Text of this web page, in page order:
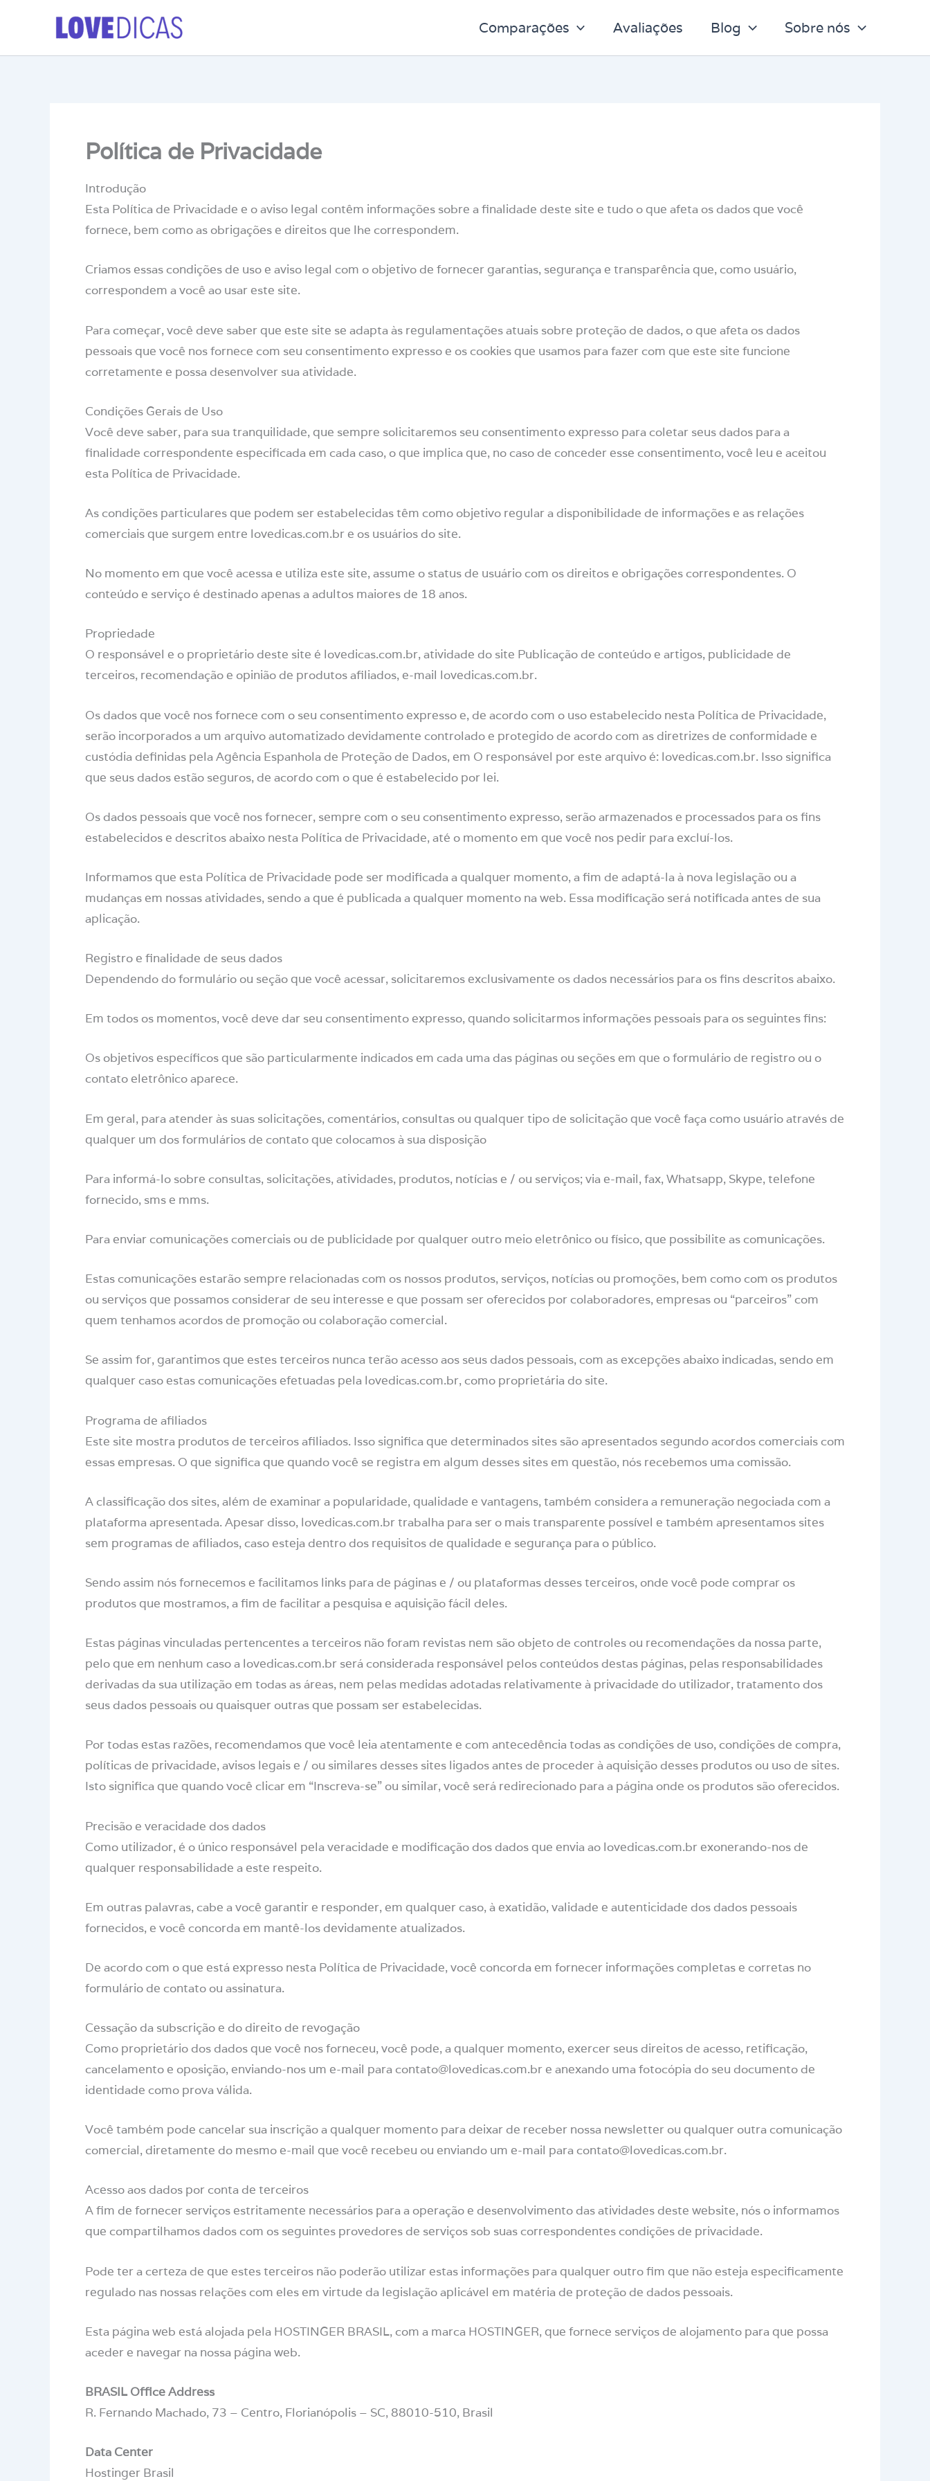
Comparações Avaliações Blog Sobre nós
Política de Privacidade
Introdução
Esta Política de Privacidade e o aviso legal contêm informações sobre a finalidade deste site e tudo o que afeta os dados que você
fornece, bem como as obrigações e direitos que lhe correspondem.
Criamos essas condições de uso e aviso legal com o objetivo de fornecer garantias, segurança e transparência que, como usuário,
correspondem a você ao usar este site.
Para começar, você deve saber que este site se adapta às regulamentações atuais sobre proteção de dados, o que afeta os dados
pessoais que você nos fornece com seu consentimento expresso e os cookies que usamos para fazer com que este site funcione
corretamente e possa desenvolver sua atividade.
Condições Gerais de Uso
Você deve saber, para sua tranquilidade, que sempre solicitaremos seu consentimento expresso para coletar seus dados para a
finalidade correspondente especificada em cada caso, o que implica que, no caso de conceder esse consentimento, você leu e aceitou
esta Política de Privacidade.
As condições particulares que podem ser estabelecidas têm como objetivo regular a disponibilidade de informações e as relações
comerciais que surgem entre lovedicas.com.br e os usuários do site.
No momento em que você acessa e utiliza este site, assume o status de usuário com os direitos e obrigações correspondentes. O
conteúdo e serviço é destinado apenas a adultos maiores de 18 anos.
Propriedade
O responsável e o proprietário deste site é lovedicas.com.br, atividade do site Publicação de conteúdo e artigos, publicidade de
terceiros, recomendação e opinião de produtos afiliados, e-mail lovedicas.com.br.
Os dados que você nos fornece com o seu consentimento expresso e, de acordo com o uso estabelecido nesta Política de Privacidade,
serão incorporados a um arquivo automatizado devidamente controlado e protegido de acordo com as diretrizes de conformidade e
custódia definidas pela Agência Espanhola de Proteção de Dados, em O responsável por este arquivo é: lovedicas.com.br. Isso significa
que seus dados estão seguros, de acordo com o que é estabelecido por lei.
Os dados pessoais que você nos fornecer, sempre com o seu consentimento expresso, serão armazenados e processados ​​para os fins
estabelecidos e descritos abaixo nesta Política de Privacidade, até o momento em que você nos pedir para excluí-los.
Informamos que esta Política de Privacidade pode ser modificada a qualquer momento, a fim de adaptá-la à nova legislação ou a
mudanças em nossas atividades, sendo a que é publicada a qualquer momento na web. Essa modificação será notificada antes de sua
aplicação.
Registro e finalidade de seus dados
Dependendo do formulário ou seção que você acessar, solicitaremos exclusivamente os dados necessários para os fins descritos abaixo.
Em todos os momentos, você deve dar seu consentimento expresso, quando solicitarmos informações pessoais para os seguintes fins:
Os objetivos específicos que são particularmente indicados em cada uma das páginas ou seções em que o formulário de registro ou o
contato eletrônico aparece.
Em geral, para atender às suas solicitações, comentários, consultas ou qualquer tipo de solicitação que você faça como usuário através de
qualquer um dos formulários de contato que colocamos à sua disposição
Para informá-lo sobre consultas, solicitações, atividades, produtos, notícias e / ou serviços; via e-mail, fax, Whatsapp, Skype, telefone
fornecido, sms e mms.
Para enviar comunicações comerciais ou de publicidade por qualquer outro meio eletrônico ou físico, que possibilite as comunicações.
Estas comunicações estarão sempre relacionadas com os nossos produtos, serviços, notícias ou promoções, bem como com os produtos
ou serviços que possamos considerar de seu interesse e que possam ser oferecidos por colaboradores, empresas ou “parceiros” com
quem tenhamos acordos de promoção ou colaboração comercial.
Se assim for, garantimos que estes terceiros nunca terão acesso aos seus dados pessoais, com as excepções abaixo indicadas, sendo em
qualquer caso estas comunicações efetuadas pela lovedicas.com.br, como proprietária do site.
Programa de afiliados
Este site mostra produtos de terceiros afiliados. Isso significa que determinados sites são apresentados segundo acordos comerciais com
essas empresas. O que significa que quando você se registra em algum desses sites em questão, nós recebemos uma comissão.
A classificação dos sites, além de examinar a popularidade, qualidade e vantagens, também considera a remuneração negociada com a
plataforma apresentada. Apesar disso, lovedicas.com.br trabalha para ser o mais transparente possível e também apresentamos sites
sem programas de afiliados, caso esteja dentro dos requisitos de qualidade e segurança para o público.
Sendo assim nós fornecemos e facilitamos links para de páginas e / ou plataformas desses terceiros, onde você pode comprar os
produtos que mostramos, a fim de facilitar a pesquisa e aquisição fácil deles.
Estas páginas vinculadas pertencentes a terceiros não foram revistas nem são objeto de controles ou recomendações da nossa parte,
pelo que em nenhum caso a lovedicas.com.br será considerada responsável pelos conteúdos destas páginas, pelas responsabilidades
derivadas da sua utilização em todas as áreas, nem pelas medidas adotadas relativamente à privacidade do utilizador, tratamento dos
seus dados pessoais ou quaisquer outras que possam ser estabelecidas.
Por todas estas razões, recomendamos que você leia atentamente e com antecedência todas as condições de uso, condições de compra,
políticas de privacidade, avisos legais e / ou similares desses sites ligados antes de proceder à aquisição desses produtos ou uso de sites.
Isto significa que quando você clicar em “Inscreva-se” ou similar, você será redirecionado para a página onde os produtos são oferecidos.
Precisão e veracidade dos dados
Como utilizador, é o único responsável pela veracidade e modificação dos dados que envia ao lovedicas.com.br exonerando-nos de
qualquer responsabilidade a este respeito.
Em outras palavras, cabe a você garantir e responder, em qualquer caso, à exatidão, validade e autenticidade dos dados pessoais
fornecidos, e você concorda em mantê-los devidamente atualizados.
De acordo com o que está expresso nesta Política de Privacidade, você concorda em fornecer informações completas e corretas no
formulário de contato ou assinatura.
Cessação da subscrição e do direito de revogação
Como proprietário dos dados que você nos forneceu, você pode, a qualquer momento, exercer seus direitos de acesso, retificação,
cancelamento e oposição, enviando-nos um e-mail para contato@lovedicas.com.br e anexando uma fotocópia do seu documento de
identidade como prova válida.
Você também pode cancelar sua inscrição a qualquer momento para deixar de receber nossa newsletter ou qualquer outra comunicação
comercial, diretamente do mesmo e-mail que você recebeu ou enviando um e-mail para contato@lovedicas.com.br.
Acesso aos dados por conta de terceiros
A fim de fornecer serviços estritamente necessários para a operação e desenvolvimento das atividades deste website, nós o informamos
que compartilhamos dados com os seguintes provedores de serviços sob suas correspondentes condições de privacidade.
Pode ter a certeza de que estes terceiros não poderão utilizar estas informações para qualquer outro fim que não esteja especificamente
regulado nas nossas relações com eles em virtude da legislação aplicável em matéria de proteção de dados pessoais.
Esta página web está alojada pela HOSTINGER BRASIL, com a marca HOSTINGER, que fornece serviços de alojamento para que possa
aceder e navegar na nossa página web.
BRASIL Office Address
R. Fernando Machado, 73 – Centro, Florianópolis – SC, 88010-510, Brasil
Data Center
Hostinger Brasil